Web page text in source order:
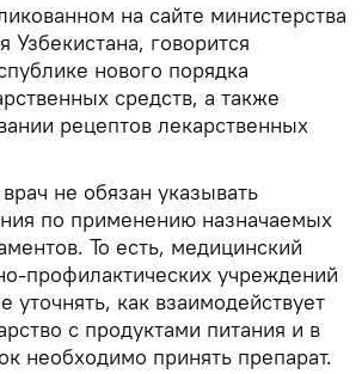
на сайте министерства
Узбекистана, говорится
нового порядка
средств, а также
рецептов лекарственных
не обязан указывать
по применению назначаемых
То есть, медицинский
профилактических учреждений
как взаимодействует
с продуктами питания и в
необходимо принять препарат.